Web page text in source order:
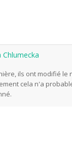
Chlumecka
ils ont modifié le
cela n'a